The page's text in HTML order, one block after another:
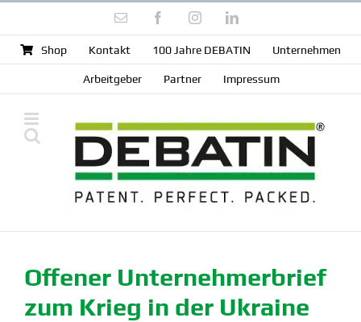
springen
E-
FacebookInstagramLinkedIn
Shop Kontakt 100 Jahre DEBATIN Unter­nehmen
Arbeit­geber Partner Impressum
Offener Unter­neh­mer­brief
zum Krieg in der Ukraine